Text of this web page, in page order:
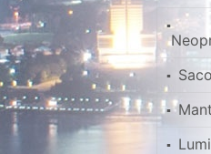
▪
▪
▪
▪